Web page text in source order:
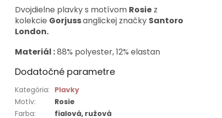
Dvojdielne plavky s motívom Rosie z
kolekcie Gorjussanglickej značky Santoro
London.
Materiál :88% polyester, 12% elastan
Dodatočné parametre
Kategória: Plavky
Motív:
Rosie
Farba:
fialová, ružová